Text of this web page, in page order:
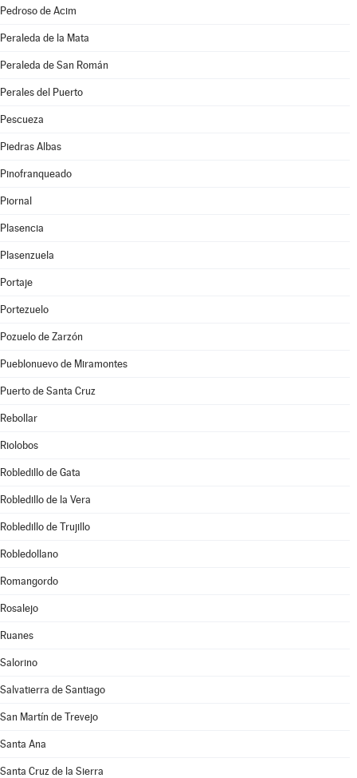
Pedroso de Acim
Peraleda de la Mata
Peraleda de San Román
Perales del Puerto
Pescueza
Piedras Albas
Pinofranqueado
Piornal
Plasencia
Plasenzuela
Portaje
Portezuelo
Pozuelo de Zarzón
Pueblonuevo de Miramontes
Puerto de Santa Cruz
Rebollar
Riolobos
Robledillo de Gata
Robledillo de la Vera
Robledillo de Trujillo
Robledollano
Romangordo
Rosalejo
Ruanes
Salorino
Salvatierra de Santiago
San Martín de Trevejo
Santa Ana
Santa Cruz de la Sierra